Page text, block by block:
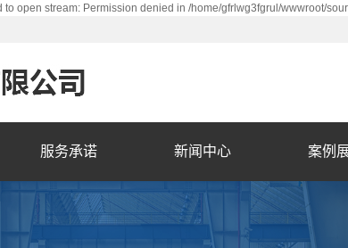
open stream: Permission denied in /home/gfrlwg3fgrul/wwwroot/
服务承诺 新闻中心 案例